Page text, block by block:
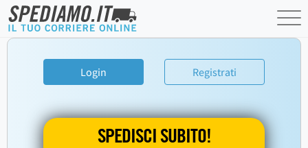
Login Registrati
SPEDISCI SUBITO!